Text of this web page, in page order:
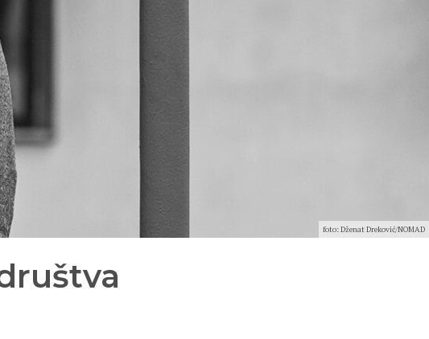
foto: Dženat Dreković/NOMAD